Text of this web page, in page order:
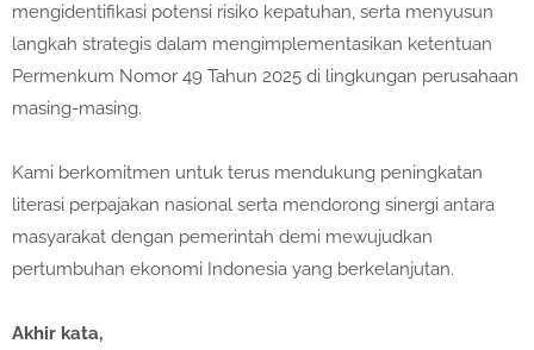
mengidentifikasi potensi risiko kepatuhan, serta menyusun
langkah strategis dalam mengimplementasikan ketentuan
Permenkum Nomor 49 Tahun 2025 di lingkungan perusahaan
masing-masing.
Kami berkomitmen untuk terus mendukung peningkatan
literasi perpajakan nasional serta mendorong sinergi antara
masyarakat dengan pemerintah demi mewujudkan
pertumbuhan ekonomi Indonesia yang berkelanjutan.
Akhir kata,